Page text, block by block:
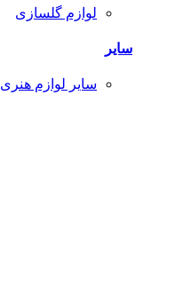
لوازم گلسازی
سایر
سایر لوازم هنری